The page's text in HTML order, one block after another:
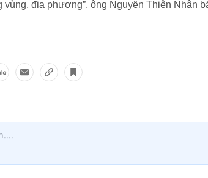
địa phương”, ông Nguyễn Thiện Nhân